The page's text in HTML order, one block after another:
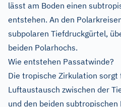
lässt am Boden einen
entstehen. An den
subpolaren Tiefdruckgürtel,
beiden Polarhochs.
Wie entstehen Passatwinde?
Die tropische Zirkulation sorgt
Luftaustausch zwischen der
und den beiden